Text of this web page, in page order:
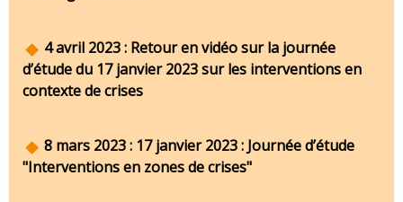
4 avril 2023 : Retour en vidéo sur la journée
d’étude du 17 janvier 2023 sur les interventions en
contexte de crises
8 mars 2023 : 17 janvier 2023 : Journée d’étude
"Interventions en zones de crises"